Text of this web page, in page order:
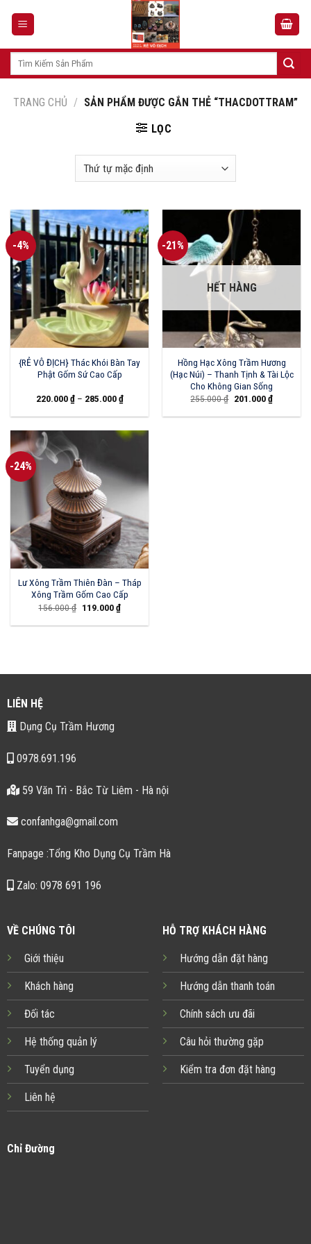
Tìm
TRANG CHỦ / SẢN PHẨM ĐƯỢC GẮN THẺ “THACDOTTRAM”
LỌC
-4%
{RẺ VÔ ĐỊCH} Thác Khói Bàn Tay
Phật Gốm Sứ Cao Cấp
220.000₫– 285.000₫
-21%
HẾT HÀNG
Hồng Hạc Xông Trầm Hương
(Hạc Núi) – Thanh Tịnh & Tài Lộc
Cho Không Gian Sống
255.000₫ Giá
là:
201.000₫Giá
hiện
tại
-24%
Lư Xông Trầm Thiên Đàn – Tháp
Xông Trầm Gốm Cao Cấp
156.000₫ Giá
là:
119.000₫Giá
hiện
tại
LIÊN HỆ
Dụng Cụ Trầm Hương
0978.691.196
59 Văn Trì - Bắc Từ Liêm - Hà nội
confanhga@gmail.com
Fanpage :Tổng Kho Dụng Cụ Trầm Hà
Zalo: 0978 691 196
VỀ CHÚNG TÔI
Giới thiệu
Khách hàng
Đối tác
Hệ thống quản lý
Tuyển dụng
Liên hệ
HỖ TRỢ KHÁCH HÀNG
Hướng dẫn đặt hàng
Hướng dẫn thanh toán
Chính sách ưu đãi
Câu hỏi thường gặp
Kiểm tra đơn đặt hàng
Chỉ Đường